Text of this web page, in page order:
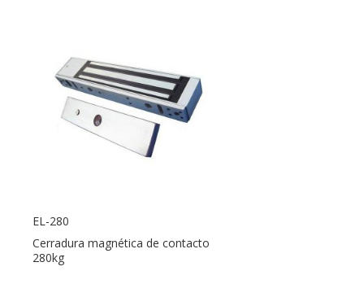
EL-280
Cerradura magnética de contacto
280kg